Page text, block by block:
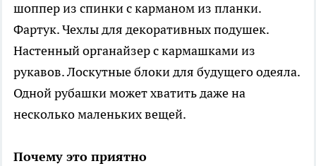
шоппер из спинки с карманом из планки.
Фартук. Чехлы для декоративных подушек.
Настенный органайзер с кармашками из
рукавов. Лоскутные блоки для будущего одеяла.
Одной рубашки может хватить даже на
несколько маленьких вещей.
Почему это приятно